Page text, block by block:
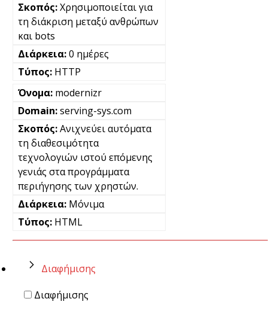
Χρησιμοποιείται για
τη διάκριση μεταξύ ανθρώπων
και bots
0 ημέρες
HTTP
modernizr
serving-sys.com
Ανιχνεύει αυτόματα
τη διαθεσιμότητα
τεχνολογιών ιστού επόμενης
γενιάς στα προγράμματα
περιήγησης των χρηστών.
Μόνιμα
HTML
Διαφήμισης
Διαφήμισης